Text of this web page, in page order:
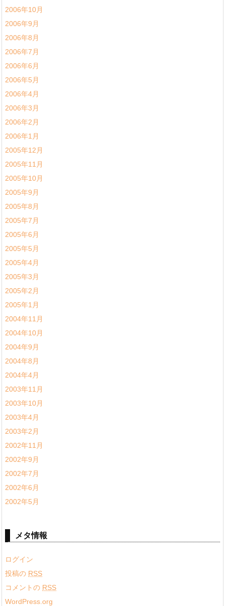
2006年10月
2006年9月
2006年8月
2006年7月
2006年6月
2006年5月
2006年4月
2006年3月
2006年2月
2006年1月
2005年12月
2005年11月
2005年10月
2005年9月
2005年8月
2005年7月
2005年6月
2005年5月
2005年4月
2005年3月
2005年2月
2005年1月
2004年11月
2004年10月
2004年9月
2004年8月
2004年4月
2003年11月
2003年10月
2003年4月
2003年2月
2002年11月
2002年9月
2002年7月
2002年6月
2002年5月
メタ情報
ログイン
投稿の RSS
コメントの RSS
WordPress.org